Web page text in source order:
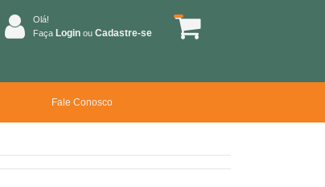
Olá!
Faça Login ou Cadastre-se
Fale Conosco